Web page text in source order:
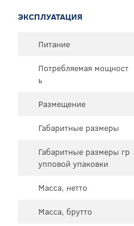
ЭКСПЛУАТАЦИЯ
Питание
Потребляемая мощност
ь
Размещение
Габаритные размеры
Габаритные размеры гр
упповой упаковки
Масса, нетто
Масса, брутто